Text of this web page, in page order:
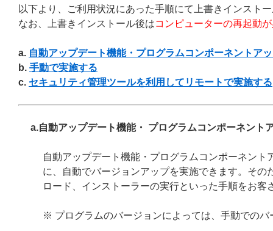
以下より、ご利用状況にあった手順にて上書きインスト
なお、上書きインストール後はコンピューターの再起動
a. 自動アップデート機能・プログラムコンポーネントア
b. 手動で実施する
c. セキュリティ管理ツールを利用してリモートで実施する
a.自動アップデート機能・ プログラムコンポーネント
自動アップデート機能・プログラムコンポーネン
に、自動でバージョンアップを実施できます。そ
ロード、インストーラーの実行といった手順をお客
※ プログラムのバージョンによっては、手動での